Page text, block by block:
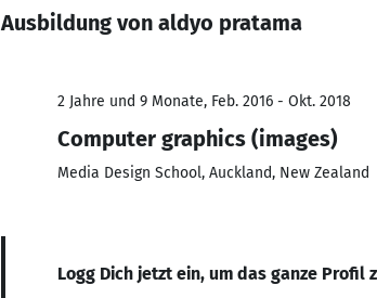
Ausbildung von aldyo pratama
2 Jahre und 9 Monate, Feb. 2016 - Okt. 2018
Computer graphics (images)
Media Design School, Auckland, New Zealand
Logg Dich jetzt ein, um das ganze Profil